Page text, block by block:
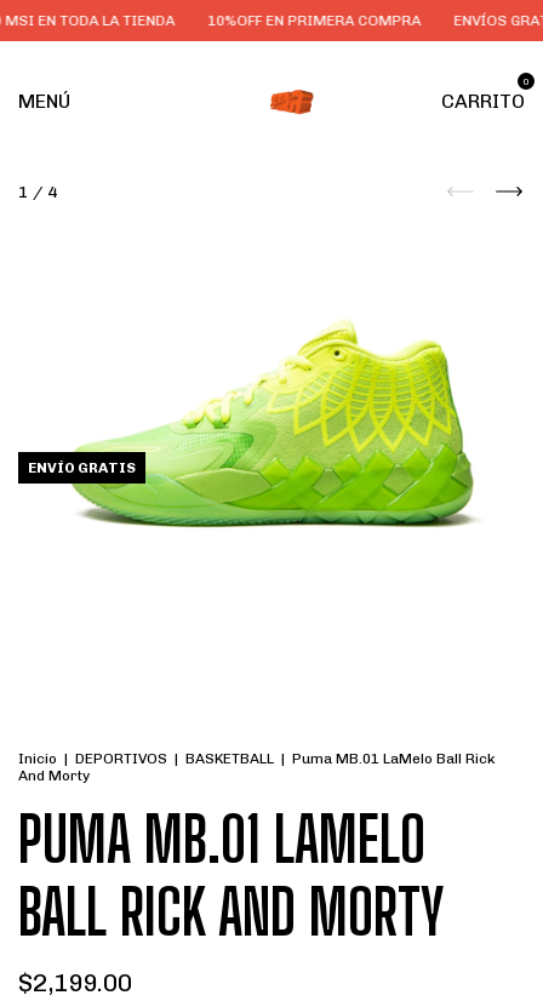
EN TODA LA TIENDA 10%OFF EN PRIMERA COMPRA ENVÍOS
MENÚ CARRITO
0
1 / 4
ENVÍO GRATIS
Inicio | DEPORTIVOS | BASKETBALL | Puma MB.01 LaMelo Ball Rick
And Morty
PUMA MB.01 LAMELO
BALL RICK AND MORTY
$2,199.00